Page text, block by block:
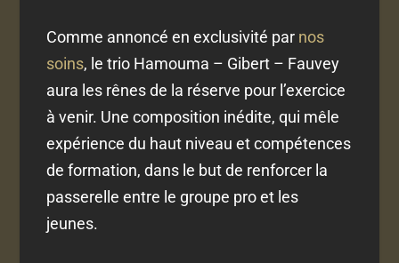
Comme annoncé en exclusivité par nos
soins, le trio Hamouma – Gibert – Fauvey
aura les rênes de la réserve pour l’exercice
à venir. Une composition inédite, qui mêle
expérience du haut niveau et compétences
de formation, dans le but de renforcer la
passerelle entre le groupe pro et les
jeunes.